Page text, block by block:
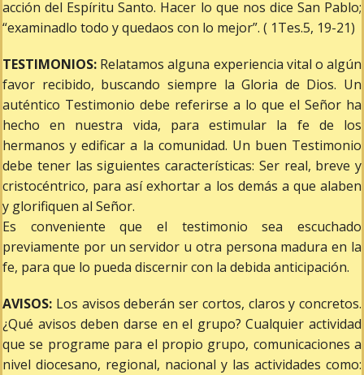
acción del Espíritu Santo. Hacer lo que nos dice San Pablo;
“examinadlo todo y quedaos con lo mejor”. ( 1Tes.5, 19-21)
TESTIMONIOS: Relatamos alguna experiencia vital o algún
favor recibido, buscando siempre la Gloria de Dios. Un
auténtico Testimonio debe referirse a lo que el Señor ha
hecho en nuestra vida, para estimular la fe de los
hermanos y edificar a la comunidad. Un buen Testimonio
debe tener las siguientes características: Ser real, breve y
cristocéntrico, para así exhortar a los demás a que alaben
y glorifiquen al Señor.
Es conveniente que el testimonio sea escuchado
previamente por un servidor u otra persona madura en la
fe, para que lo pueda discernir con la debida anticipación.
AVISOS: Los avisos deberán ser cortos, claros y concretos.
¿Qué avisos deben darse en el grupo? Cualquier actividad
que se programe para el propio grupo, comunicaciones a
nivel diocesano, regional, nacional y las actividades como: